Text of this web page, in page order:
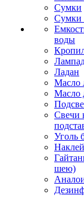
Сумки
Сумки
воды
Ладан
Масло
Масло
Свечи
Уголь
шею)